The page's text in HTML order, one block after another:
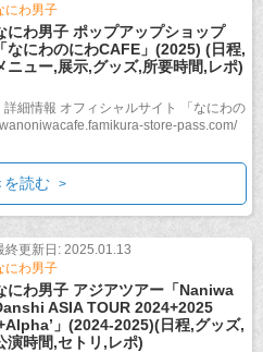
にわ男子
にわ男子 ポップアップショップ
「なにわのにわCAFE」(2025) (日程,
ニュー,展示,グッズ,所要時間,レポ)
詳細情報 オフィシャルサイト 「なにわの
store-pass.com/
を読む
終更新日: 2025.01.13
にわ男子
にわ男子 アジアツアー「Naniwa
ASIA TOUR 2024+2025
」(2024-2025)(日程,グッズ,
演時間,セトリ,レポ)